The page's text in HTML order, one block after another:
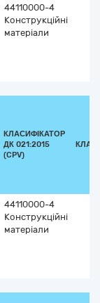
44110000-4
Конструкційні
матеріали
КЛАСИФІКАТОР
ДК 021:2015
(CPV)
44110000-4
Конструкційні
матеріали